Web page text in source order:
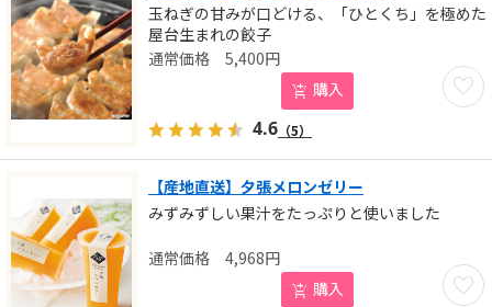
玉ねぎの甘みが口どける、「ひとくち」を極めた
屋台生まれの餃子
お気
5,400円
購入
4.6 （5）
【産地直送】夕張メロンゼリー
みずみずしい果汁をたっぷりと使いました
お気
4,968円
購入